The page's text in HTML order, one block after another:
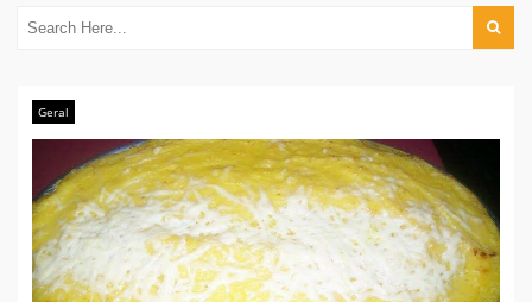
Geral